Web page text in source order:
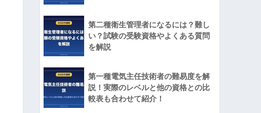
第二種衛生管理者になるには？難し
い？試験の受験資格やよくある質問
を解説
第一種電気主任技術者の難易度を解
説！実際のレベルと他の資格との比
較表も合わせて紹介！